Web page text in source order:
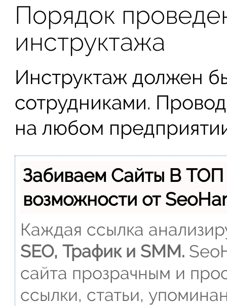
Порядок
инструктажа
Инструктаж должен
сотрудниками.
на любом
Забиваем Сайты В
возможности от
Каждая ссылка
SEO, Трафик и SMM.
сайта прозрачным и
ссылки, статьи,